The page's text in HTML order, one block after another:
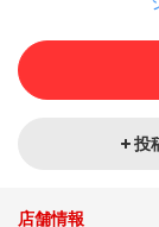
投
店舗情報